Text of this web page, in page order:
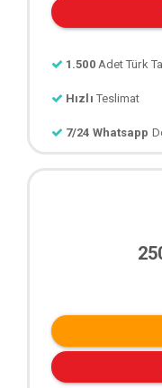
1.500 Adet Türk
Hızlı Teslimat
7/24 Whatsapp